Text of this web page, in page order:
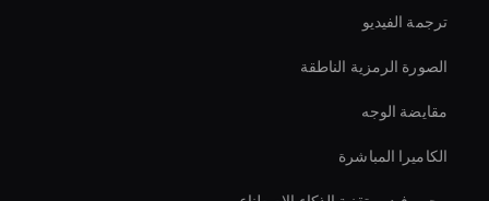
ترجمة الفيديو
الصورة الرمزية الناطقة
مقايضة الوجه
الكاميرا المباشرة